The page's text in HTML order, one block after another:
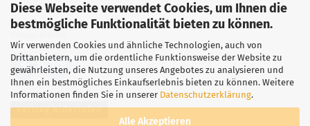
Diese Webseite verwendet Cookies, um Ihnen die
bestmögliche Funktionalität bieten zu können.
Wir verwenden Cookies und ähnliche Technologien, auch von
Drittanbietern, um die ordentliche Funktionsweise der Website zu
gewährleisten, die Nutzung unseres Angebotes zu analysieren und
Ihnen ein bestmögliches Einkaufserlebnis bieten zu können. Weitere
Informationen finden Sie in unserer Datenschutzerklärung.
Alle Akzeptieren
Verschlüsselung
Social Media
Vertrag widerrufen